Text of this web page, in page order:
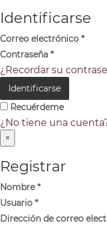
Identificarse
Correo electrónico *
Contraseña *
¿Recordar su
Identificarse
Recuérdeme
¿No tiene una
×
Registrar
Nombre*
Usuario *
Dirección de correo